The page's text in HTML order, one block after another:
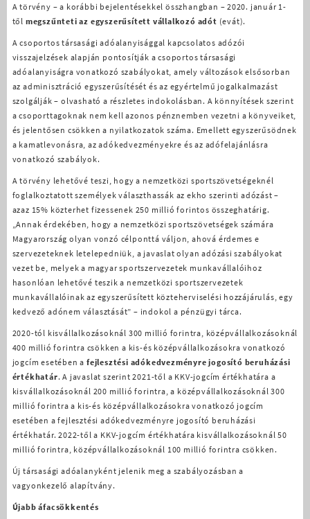
A törvény – a korábbi bejelentésekkel összhangban – 2020. január 1-
től megszűnteti az egyszerűsített vállalkozó adót (evát).
A csoportos társasági adóalanyisággal kapcsolatos adózói
visszajelzések alapján pontosítják a csoportos társasági
adóalanyiságra vonatkozó szabályokat, amely változások elsősorban
az adminisztráció egyszerűsítését és az egyértelmű jogalkalmazást
szolgálják – olvasható a részletes indokolásban. A könnyítések szerint
a csoporttagoknak nem kell azonos pénznemben vezetni a könyveiket,
és jelentősen csökken a nyilatkozatok száma. Emellett egyszerűsödnek
a kamatlevonásra, az adókedvezményekre és az adófelajánlásra
vonatkozó szabályok.
A törvény lehetővé teszi, hogy a nemzetközi sportszövetségeknél
foglalkoztatott személyek választhassák az ekho szerinti adózást –
azaz 15% közterhet fizessenek 250 millió forintos összeghatárig.
„Annak érdekében, hogy a nemzetközi sportszövetségek számára
Magyarország olyan vonzó célponttá váljon, ahová érdemes e
szervezeteknek letelepedniük, a javaslat olyan adózási szabályokat
vezet be, melyek a magyar sportszervezetek munkavállalóihoz
hasonlóan lehetővé teszik a nemzetközi sportszervezetek
munkavállalóinak az egyszerűsített közteherviselési hozzájárulás, egy
kedvező adónem választását” – indokol a pénzügyi tárca.
2020-tól kisvállalkozásoknál 300 millió forintra, középvállalkozásoknál
400 millió forintra csökken a kis-és középvállalkozásokra vonatkozó
jogcím esetében a fejlesztési adókedvezményre jogosító beruházási
értékhatár. A javaslat szerint 2021-től a KKV-jogcím értékhatára a
kisvállalkozásoknál 200 millió forintra, a középvállalkozásoknál 300
millió forintra a kis-és középvállalkozásokra vonatkozó jogcím
esetében a fejlesztési adókedvezményre jogosító beruházási
értékhatár. 2022-től a KKV-jogcím értékhatára kisvállalkozásoknál 50
millió forintra, középvállalkozásoknál 100 millió forintra csökken.
Új társasági adóalanyként jelenik meg a szabályozásban a
vagyonkezelő alapítvány.
Újabb áfacsökkentés